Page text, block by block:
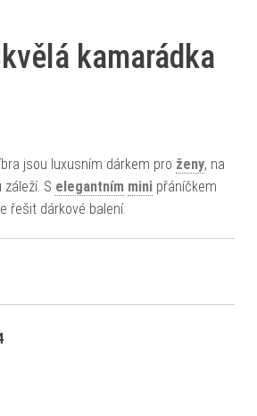
kamarádka
349 Kč.
jsou luxusním dárkem pro ženy, na
S elegantním mini přáníčkem
řešit dárkové balení.